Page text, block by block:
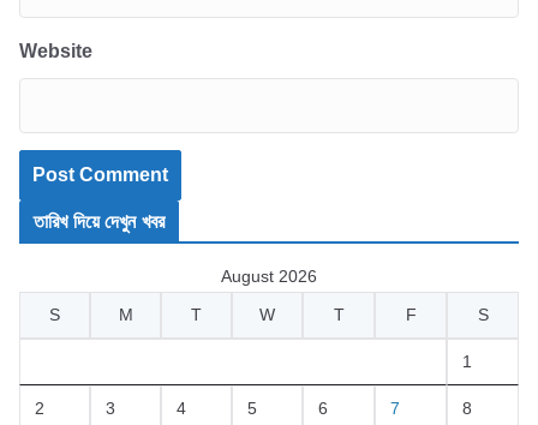
Website
তারিখ দিয়ে দেখুন খবর
August 2026
S
M T W T F S
1
2 3 4 5 6 7 8